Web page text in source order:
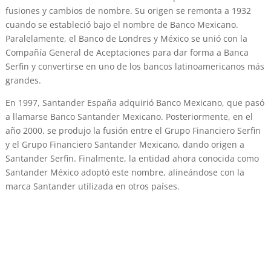
fusiones y cambios de nombre. Su origen se remonta a 1932
cuando se estableció bajo el nombre de Banco Mexicano.
Paralelamente, el Banco de Londres y México se unió con la
Compañía General de Aceptaciones para dar forma a Banca
Serfin y convertirse en uno de los bancos latinoamericanos más
grandes.
En 1997, Santander España adquirió Banco Mexicano, que pasó
a llamarse Banco Santander Mexicano. Posteriormente, en el
año 2000, se produjo la fusión entre el Grupo Financiero Serfin
y el Grupo Financiero Santander Mexicano, dando origen a
Santander Serfin. Finalmente, la entidad ahora conocida como
Santander México adoptó este nombre, alineándose con la
marca Santander utilizada en otros países.